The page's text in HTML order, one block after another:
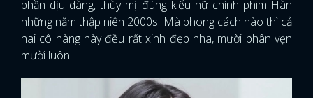
phần dịu dàng, thùy mị đúng kiểu nữ chính phim Hàn
những năm thập niên 2000s. Mà phong cách nào thì cả
hai cô nàng này đều rất xinh đẹp nha, mười phân vẹn
mười luôn.